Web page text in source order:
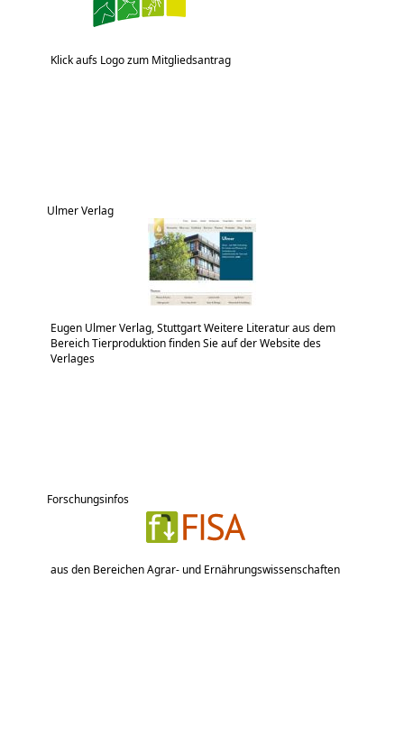
Klick aufs Logo zum Mitgliedsantrag
Ulmer Verlag
Eugen Ulmer Verlag, Stuttgart Weitere Literatur aus dem
Bereich Tierproduktion finden Sie auf der Website des
Verlages
Forschungsinfos
aus den Bereichen Agrar- und Ernährungswissenschaften